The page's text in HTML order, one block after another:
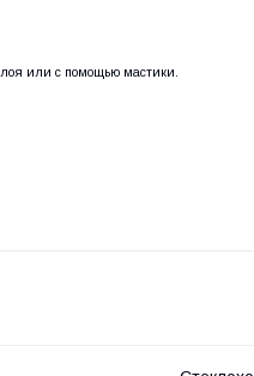
или с помощью мастики.